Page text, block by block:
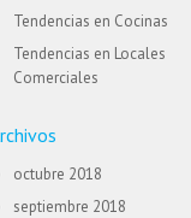
Tendencias en Cocinas
Tendencias en Locales
Comerciales
octubre 2018
septiembre 2018